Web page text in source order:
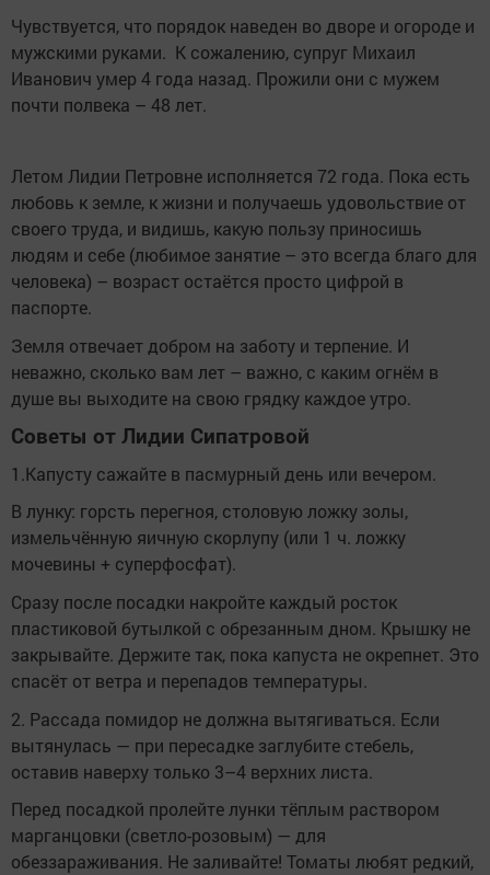
Чувствуется, что порядок наведен во дворе и огороде и
мужскими руками. К сожалению, супруг Михаил
Иванович умер 4 года назад. Прожили они с мужем
почти полвека – 48 лет.
Летом Лидии Петровне исполняется 72 года. Пока есть
любовь к земле, к жизни и получаешь удовольствие от
своего труда, и видишь, какую пользу приносишь
людям и себе (любимое занятие – это всегда благо для
человека) – возраст остаётся просто цифрой в
паспорте.
Земля отвечает добром на заботу и терпение. И
неважно, сколько вам лет – важно, с каким огнём в
душе вы выходите на свою грядку каждое утро.
Советы от Лидии Сипатровой
1.Капусту сажайте в пасмурный день или вечером.
В лунку: горсть перегноя, столовую ложку золы,
измельчённую яичную скорлупу (или 1 ч. ложку
мочевины + суперфосфат).
Сразу после посадки накройте каждый росток
пластиковой бутылкой с обрезанным дном. Крышку не
закрывайте. Держите так, пока капуста не окрепнет. Это
спасёт от ветра и перепадов температуры.
2. Рассада помидор не должна вытягиваться. Если
вытянулась — при пересадке заглубите стебель,
оставив наверху только 3–4 верхних листа.
Перед посадкой пролейте лунки тёплым раствором
марганцовки (светло-розовым) — для
обеззараживания. Не заливайте! Томаты любят редкий,